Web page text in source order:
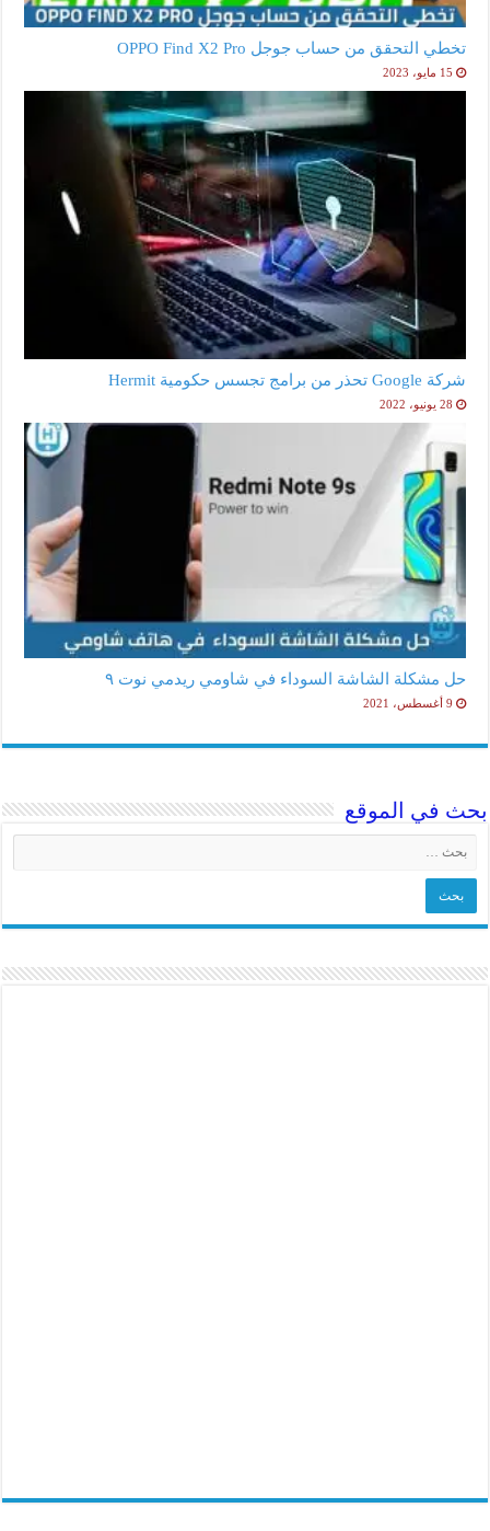
تخطي التحقق من حساب جوجل OPPO Find X2 Pro
15 مايو، 2023
شركة Google تحذر من برامج تجسس حكومية Hermit
28 يونيو، 2022
حل مشكلة الشاشة السوداء في شاومي ريدمي نوت ٩
9 أغسطس، 2021
بحث في الموقع